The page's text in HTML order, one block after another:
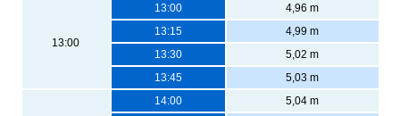
13:00
13:00
4,96 m
13:15
4,99 m
13:30
5,02 m
13:45
5,03 m
14:00
5,04 m